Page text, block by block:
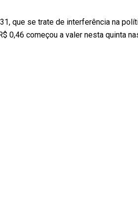
que se trate de interferência na
0,46 começou a valer nesta quinta